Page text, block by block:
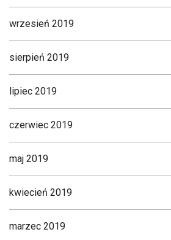
wrzesień 2019
sierpień 2019
lipiec 2019
czerwiec 2019
maj 2019
kwiecień 2019
marzec 2019